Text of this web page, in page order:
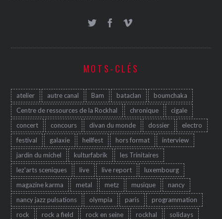
MOTS-CLÉS
atelier autre canal Bam bataclan
boumchaka
Centre de ressources de la Rockhal
chronique
cigale
concert
concours divan du monde dossier
electro
festival
galaxie hellfest hors format
interview
jardin du michel
kulturfabrik
les Trinitaires
lez'arts sceniques
live live report
luxembourg
magazine karma
metal metz musique
nancy
nancy jazz pulsations
olympia paris
programmation
rock
rock a field rock en seine rockhal
solidays